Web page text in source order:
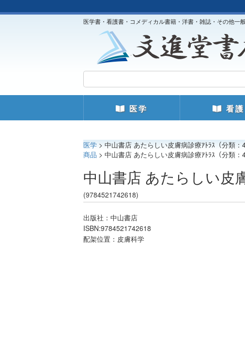
医学書・看護書・コメディカル書籍・洋書・雑誌・その他一
医学 看護
医学 > 中山書店 あたらしい皮膚病診療ｱﾄﾗｽ（分類：
商品 > 中山書店 あたらしい皮膚病診療ｱﾄﾗｽ（分類：
中山書店 あたらしい皮
(9784521742618)
出版社：中山書店
ISBN:9784521742618
配架位置：皮膚科学